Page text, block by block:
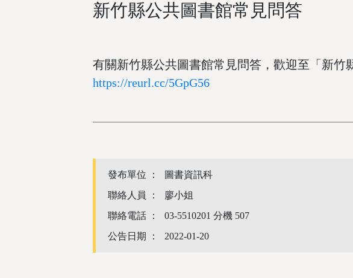
新竹縣公共圖書館常見問答
有關新竹縣公共圖書館常見問答，歡迎至「新
https://reurl.cc/5GpG56
發布單位 ：
圖書資訊科
聯絡人員 ：
廖小姐
聯絡電話 ：
03-5510201 分機 507
公告日期 ：
2022-01-20